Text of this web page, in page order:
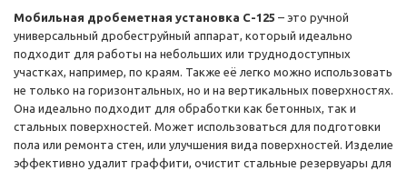
Мобильная дробеметная установка C-125 – это ручной
универсальный дробеструйный аппарат, который идеально
подходит для работы на небольших или труднодоступных
участках, например, по краям. Также её легко можно использовать
не только на горизонтальных, но и на вертикальных поверхностях.
Она идеально подходит для обработки как бетонных, так и
стальных поверхностей. Может использоваться для подготовки
пола или ремонта стен, или улучшения вида поверхностей. Изделие
эффективно удалит граффити, очистит стальные резервуары для